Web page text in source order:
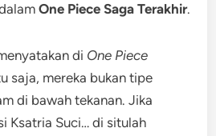
One Piece Saga Terakhir.
di One Piece
saja, mereka bukan tipe
di bawah tekanan. Jika
Ksatria Suci… di situlah